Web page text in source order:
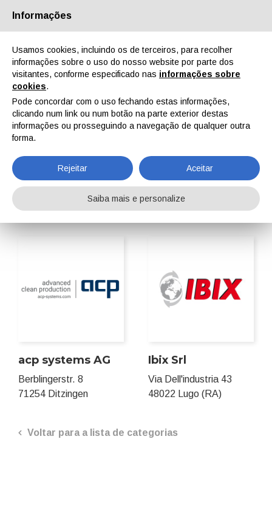
Quem Somos Parceiros Contactos Área reservada
EN IT DE ES PT
Home ipcmPedia Buscar por categoria Máquinas de jato de areia
acp systems AG
Berblingerstr. 8
71254 Ditzingen
Ibix Srl
Via Dell'industria 43
48022 Lugo (RA)
Voltar para a lista de categorias
Informações
Usamos cookies, incluindo os de terceiros, para recolher
informações sobre o uso do nosso website por parte dos
visitantes, conforme especificado nas informações sobre
cookies.
Pode concordar com o uso fechando estas informações,
clicando num link ou num botão na parte exterior destas
informações ou prosseguindo a navegação de qualquer outra
forma.
Rejeitar Aceitar
Saiba mais e personalize